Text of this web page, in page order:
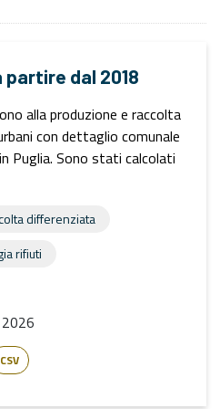
dal 2018
alla produzione e raccolta
con dettaglio comunale
Puglia. Sono stati calcolati
differenziata
rifiuti
CSV